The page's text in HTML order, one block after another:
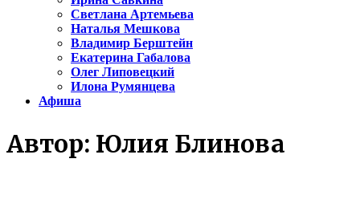
Светлана Артемьева
Наталья Мешкова
Владимир Берштейн
Екатерина Габалова
Олег Липовецкий
Илона Румянцева
Афиша
Автор: Юлия Блинова